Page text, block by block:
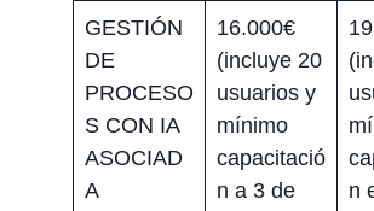
GESTIÓN
DE
PROCESO
S CON IA
ASOCIAD
A
16.000€
(incluye 20
usuarios y
mínimo
capacitació
n a 3 de
n